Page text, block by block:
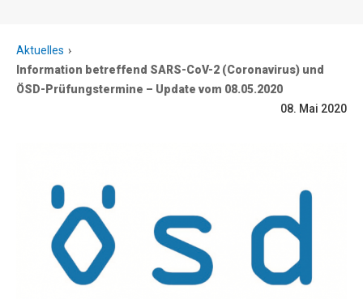
Aktuelles
Information betreffend SARS-CoV-2 (Coronavirus) und
ÖSD-Prüfungstermine – Update vom 08.05.2020
08. Mai 2020